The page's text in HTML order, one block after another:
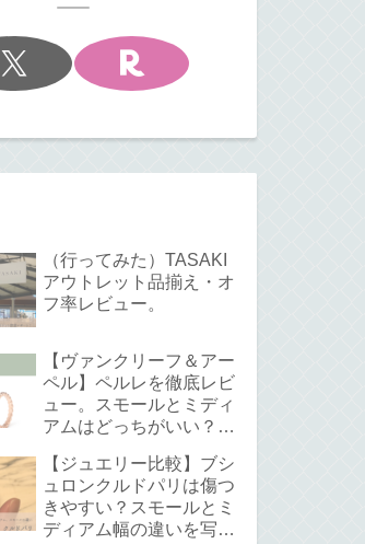
（行ってみた）TASAKI
アウトレット品揃え・オ
フ率レビュー。
【ヴァンクリーフ＆アー
ペル】ペルレを徹底レビ
ュー。スモールとミディ
アムはどっちがいい？サ
て。
【ジュエリー比較】ブシ
ュロンクルドパリは傷つ
きやすい？スモールとミ
ディアム幅の違いを写真